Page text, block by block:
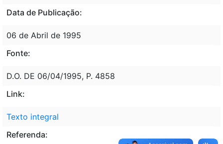
Data de Publicação:
06 de Abril de 1995
Fonte:
D.O. DE 06/04/1995, P. 4858
Link:
Texto integral
Referenda: